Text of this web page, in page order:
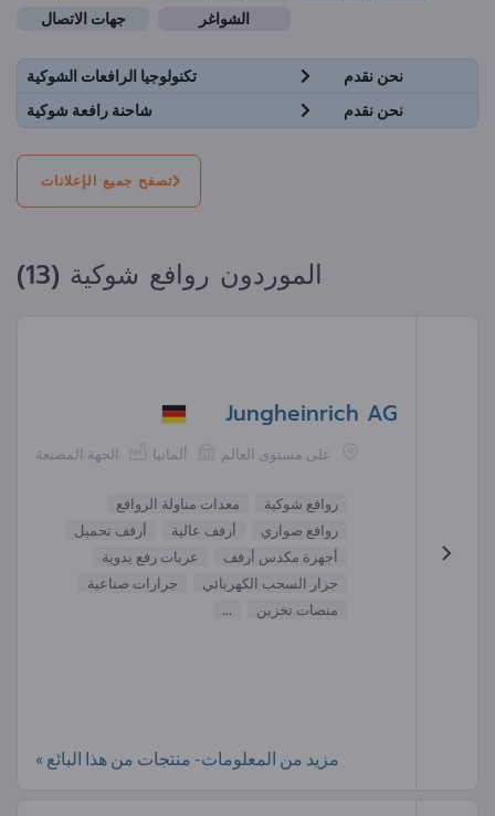
الشواغر
جهات الاتصال
نحن نقدم
تكنولوجيا الرافعات الشوكية
نحن نقدم
شاحنة رافعة شوكية
تصفح جميع الإعلانات
الموردون روافع شوكية (13)
Jungheinrich AG
الجهة المصنعة ألمانيا على مستوى العالم
روافع شوكية
معدات مناولة الروافع
روافع صواري
أرفف عالية
أرفف تحميل
أجهزة مكدس أرفف
عربات رفع يدوية
جرار السحب الكهربائي
جرارات صناعية
منصات تخزين
...
مزيد من المعلومات- منتجات من هذا البائع »